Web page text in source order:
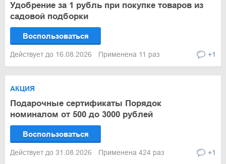
Удобрение за 1 рубль при покупке товаров из
садовой подборки
Воспользоваться
Действует до 16.08.2026 Применена 11 раз +1
АКЦИЯ
Подарочные сертификаты Порядок
номиналом от 500 до 3000 рублей
Воспользоваться
Действует до 31.08.2026 Применена 424 раз +1